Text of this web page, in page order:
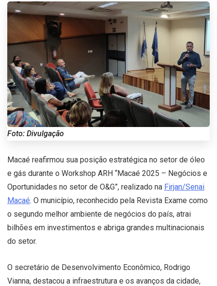
Foto: Divulgação
Macaé reafirmou sua posição estratégica no setor de óleo
e gás durante o Workshop ARH “Macaé 2025 – Negócios e
Oportunidades no setor de O&G”, realizado na Firjan/Senai
Macaé. O município, reconhecido pela Revista Exame como
o segundo melhor ambiente de negócios do país, atrai
bilhões em investimentos e abriga grandes multinacionais
do setor.
O secretário de Desenvolvimento Econômico, Rodrigo
Vianna, destacou a infraestrutura e os avanços da cidade,